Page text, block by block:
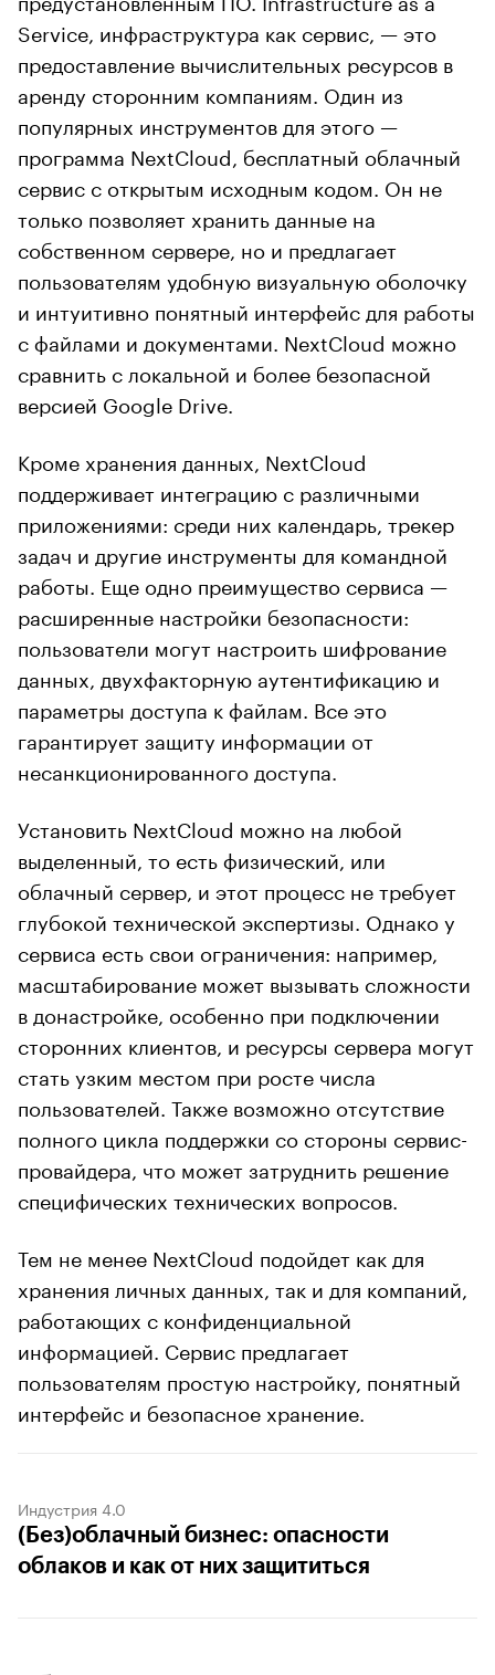
Service, инфраструктура как сервис, — это
предоставление вычислительных ресурсов в
аренду сторонним компаниям. Один из
популярных инструментов для этого —
программа NextCloud, бесплатный облачный
сервис с открытым исходным кодом. Он не
только позволяет хранить данные на
собственном сервере, но и предлагает
пользователям удобную визуальную оболочку
и интуитивно понятный интерфейс для работы
с файлами и документами. NextCloud можно
сравнить с локальной и более безопасной
версией Google Drive.
Кроме хранения данных, NextCloud
поддерживает интеграцию с различными
приложениями: среди них календарь, трекер
задач и другие инструменты для командной
работы. Еще одно преимущество сервиса —
расширенные настройки безопасности:
пользователи могут настроить шифрование
данных, двухфакторную аутентификацию и
параметры доступа к файлам. Все это
гарантирует защиту информации от
несанкционированного доступа.
Установить NextCloud можно на любой
выделенный, то есть физический, или
облачный сервер, и этот процесс не требует
глубокой технической экспертизы. Однако у
сервиса есть свои ограничения: например,
масштабирование может вызывать сложности
в донастройке, особенно при подключении
сторонних клиентов, и ресурсы сервера могут
стать узким местом при росте числа
пользователей. Также возможно отсутствие
полного цикла поддержки со стороны сервис-
провайдера, что может затруднить решение
специфических технических вопросов.
Тем не менее NextCloud подойдет как для
хранения личных данных, так и для компаний,
работающих с конфиденциальной
информацией. Сервис предлагает
пользователям простую настройку, понятный
интерфейс и безопасное хранение.
Индустрия 4.0
(Без)облачный бизнес: опасности
облаков и как от них защититься